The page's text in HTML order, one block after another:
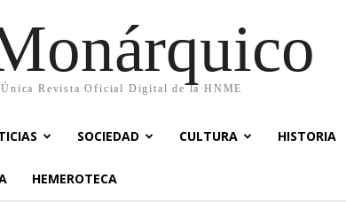
Revista Oficial Digital de la HNME
SOCIEDAD CULTURA HISTORIA
HEMEROTECA